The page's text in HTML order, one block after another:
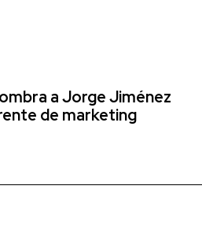
a Jorge Jiménez
de marketing